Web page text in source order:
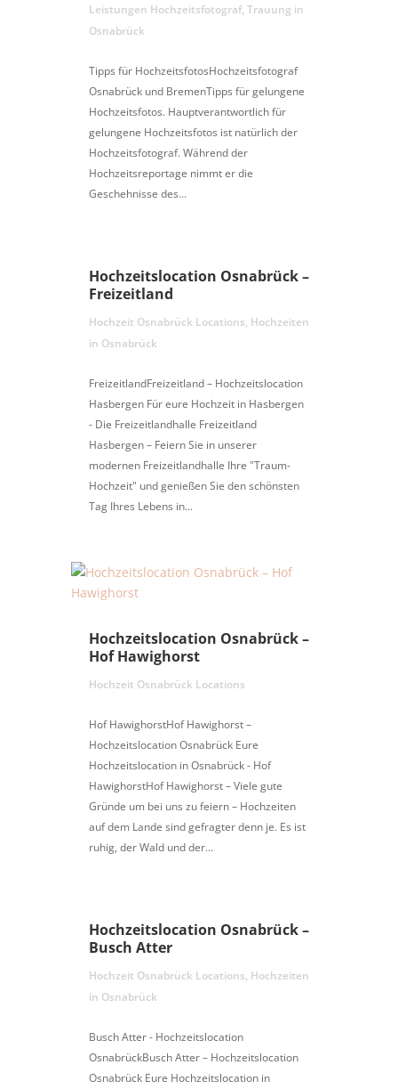
Leistungen Hochzeitsfotograf, Trauung in
Osnabrück
Tipps für HochzeitsfotosHochzeitsfotograf
Osnabrück und BremenTipps für gelungene
Hochzeitsfotos. Hauptverantwortlich für
gelungene Hochzeitsfotos ist natürlich der
Hochzeitsfotograf. Während der
Hochzeitsreportage nimmt er die
Geschehnisse des...
Hochzeitslocation Osnabrück –
Freizeitland
Hochzeit Osnabrück Locations, Hochzeiten
in Osnabrück
FreizeitlandFreizeitland – Hochzeitslocation
Hasbergen Für eure Hochzeit in Hasbergen
- Die Freizeitlandhalle Freizeitland
Hasbergen – Feiern Sie in unserer
modernen Freizeitlandhalle Ihre "Traum-
Hochzeit" und genießen Sie den schönsten
Tag Ihres Lebens in...
Hochzeitslocation Osnabrück –
Hof Hawighorst
Hochzeit Osnabrück Locations
Hof HawighorstHof Hawighorst –
Hochzeitslocation Osnabrück Eure
Hochzeitslocation in Osnabrück - Hof
HawighorstHof Hawighorst – Viele gute
Gründe um bei uns zu feiern – Hochzeiten
auf dem Lande sind gefragter denn je. Es ist
ruhig, der Wald und der...
Hochzeitslocation Osnabrück –
Busch Atter
Hochzeit Osnabrück Locations, Hochzeiten
in Osnabrück
Busch Atter - Hochzeitslocation
OsnabrückBusch Atter – Hochzeitslocation
Osnabrück Eure Hochzeitslocation in